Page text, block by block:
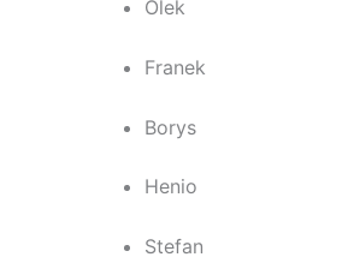
Olek
Franek
Borys
Henio
Stefan